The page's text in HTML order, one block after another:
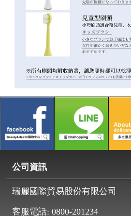
公司資訊
瑞麗國際貿易股份有限公司
客服電話: 0800-201234